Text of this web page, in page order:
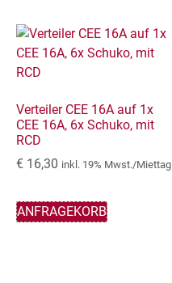
Verteiler CEE 16A auf 1x
CEE 16A, 6x Schuko, mit
RCD
€ 16,30 inkl. 19% Mwst./Miettag
ANFRAGEKORB